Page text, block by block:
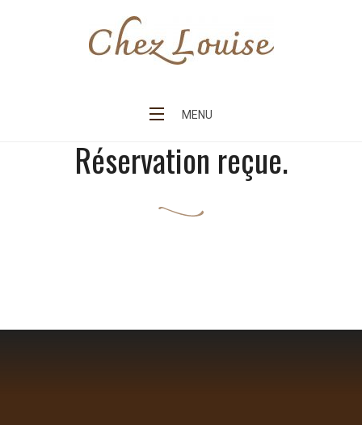
MENU
Réservation reçue.